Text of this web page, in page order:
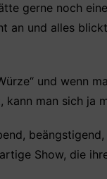
gerne noch
an und alles
und wenn
man sich ja
Show, die